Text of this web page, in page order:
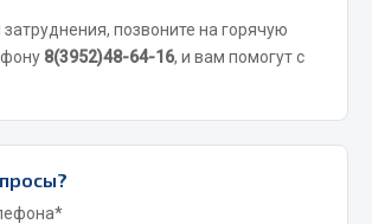
газа
позвоните на горячую
8(3952)48-64-16, и вам помогут с